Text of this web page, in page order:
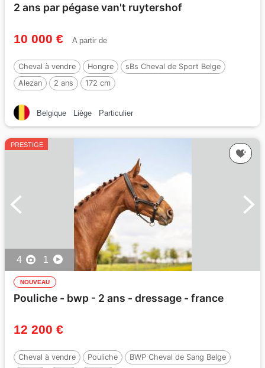
2 ans par pégase van't ruytershof
10 000 € A partir de
Cheval à vendre Hongre
sBs Cheval de Sport Belge
Alezan
2 ans
172 cm
Belgique
Liège Particulier
PRESTIGE
4 1
NOUVEAU
Pouliche - bwp - 2 ans - dressage - france
12 200 €
Cheval à vendre Pouliche
BWP Cheval de Sang Belge